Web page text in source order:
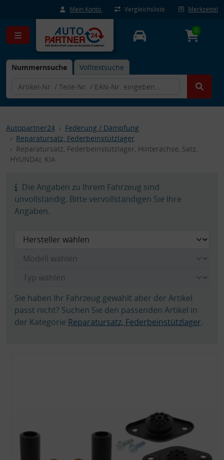
Mein Konto Vergleichsliste Merkzettel
Nummernsuche Volltextsuche
0
Autopartner24
Federung / Dämpfung
Reparatursatz, Federbeinstützlager
Reparatursatz, Federbeinstützlager, Hinterachse, Satz,
HYUNDAI, KIA
Die Angaben zu Ihrem Fahrzeug sind
unvollständig. Bitte vervollständigen Sie Ihre
Angaben.
Sie haben Ihr Fahrzeug gewählt aber der Artikel
passt nicht? Suchen Sie den passenden Artikel in
der Kategorie Reparatursatz, Federbeinstützlager.